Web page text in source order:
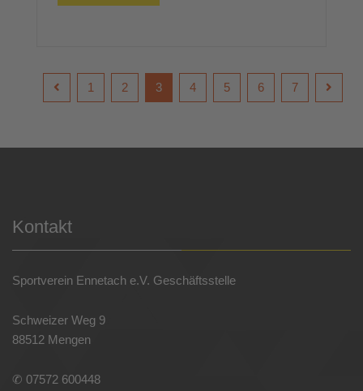
1 2 3 4 5 6 7
Kontakt
Sportverein Ennetach e.V. Geschäftsstelle
Schweizer Weg 9
88512 Mengen
✆ 07572 600448